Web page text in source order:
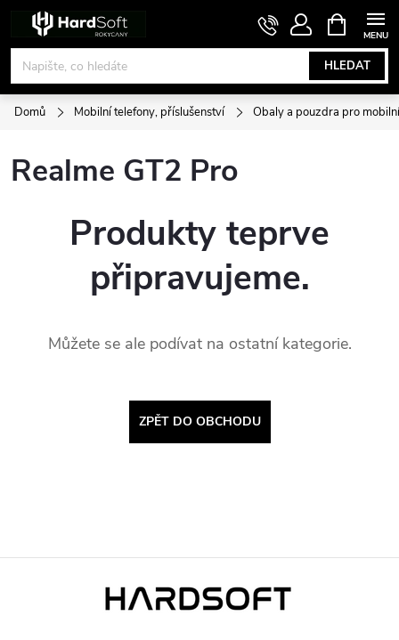
obsah
HLEDAT
NÁKUPNÍ
KOŠÍK
Domů Mobilní telefony, příslušenství Obaly a pouzdra pro
Realme GT2 Pro
Produkty teprve
připravujeme.
Můžete se ale podívat na ostatní kategorie.
ZPĚT DO OBCHODU